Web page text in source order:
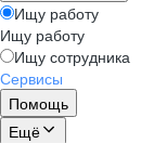
Ищу работу
Ищу работу
Ищу сотрудника
Сервисы
Помощь
Ещё